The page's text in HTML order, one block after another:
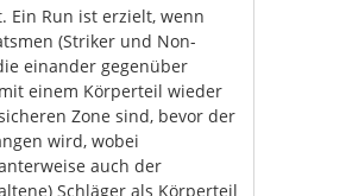
Ein Run ist erzielt, wenn
(Striker und Non-
einander gegenüber
einem Körperteil wieder
Zone sind, bevor der
wird, wobei
auch der
Schläger als Körperteil